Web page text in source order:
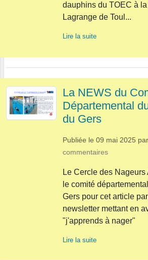
dauphins du TOEC à
Lagrange de Toul...
Lire la suite
La NEWS du
Départemental
du Gers
Publiée le 09 mai 2025 par
commentaires
Le Cercle des
le comité
Gers pour cet article
newsletter mettant en
"j'apprends à nager"
Lire la suite